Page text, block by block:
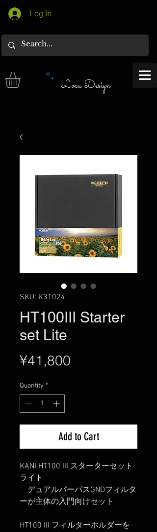
Log In
Loca Design
SKU: K31024
HT100III Starter
set Lite
¥41,800
Quantity *
Add to Cart
KANI HT100 III スターターセット
ライト
デュアルパーパスGNDフィルタ
ーが主体の入門向けセット
HT100 III フィルターホルダーを